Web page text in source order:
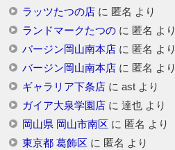
ラッツたつの店に 匿名 より
ランドマークたつのに 匿名 より
バージン岡山南本店に 匿名 より
バージン岡山南本店に 匿名 より
ギャラリア下条店に astより
ガイア大泉学園店に 達也より
岡山県 岡山市南区 に 匿名 より
東京都 葛飾区 に 匿名 より